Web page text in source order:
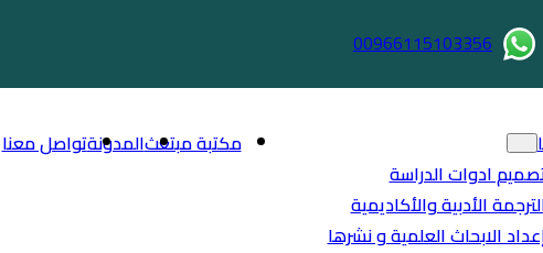
00966115103356
ادوات الدراسة
الأدبية والأكاديمية
الابحاث العلمية و نشرها
مكتبة مبتعثالمدونةتواصل معنا